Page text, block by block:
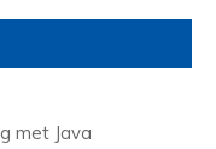
met Java